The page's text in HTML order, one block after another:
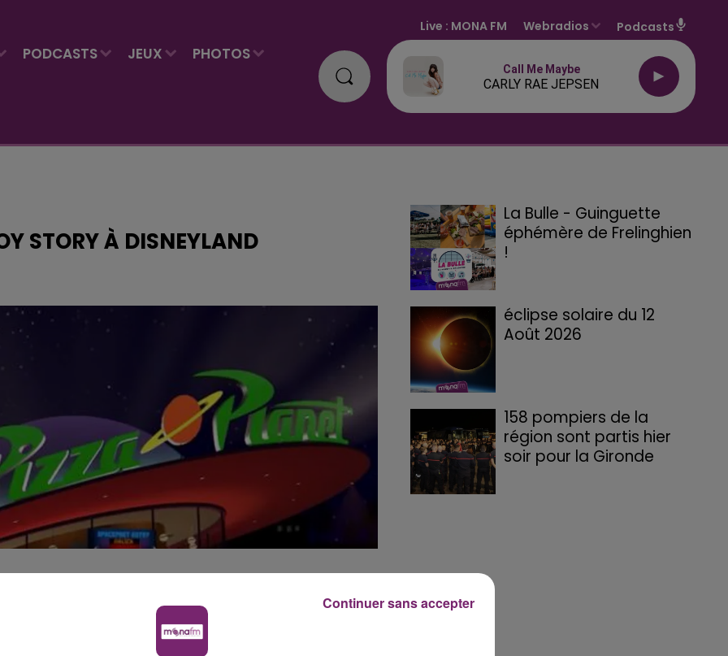
PODCASTS JEUX PHOTOS
Live : MONA FM Webradios Podcasts
Call Me Maybe
CARLY RAE JEPSEN
STORY À DISNEYLAND
du premier volet de la saga Toy Story. Base de
persuadé d’être un ranger de l’espace, ce restaurant
va devenir réalité dans le parc Disneyland
La Bulle - Guinguette
éphémère de Frelinghien
!
éclipse solaire du 12
Août 2026
158 pompiers de la
région sont partis hier
soir pour la Gironde
Continuer sans accepter